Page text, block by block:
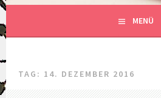
MENÜ
TAG: 14. DEZEMBER 2016